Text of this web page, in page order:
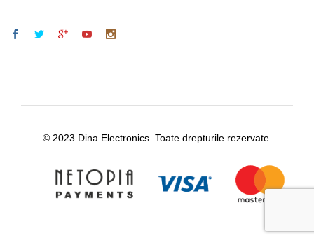
© 2023 Dina Electronics. Toate drepturile rezervate.